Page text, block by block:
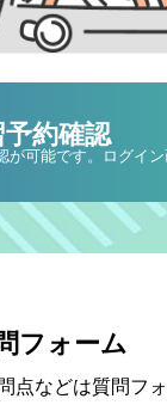
約確認
が可能です。ログイ
フォーム
点などは質問フ